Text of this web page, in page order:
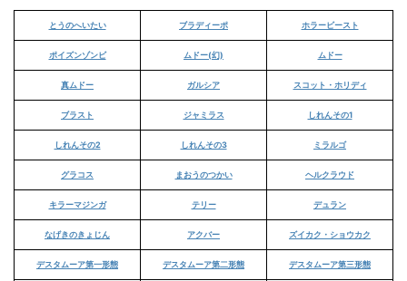
とうのへいたい ブラディーポ ホラービースト
ポイズンゾンビ ムドー(幻) ムドー
真ムドー ガルシア スコット・ホリディ
ブラスト ジャミラス しれんその1
しれんその2 しれんその3 ミラルゴ
グラコス まおうのつかい ヘルクラウド
キラーマジンガ テリー デュラン
なげきのきょじん アクバー ズイカク・ショウカク
デスタムーア第一形態 デスタムーア第二形態 デスタムーア第三形態